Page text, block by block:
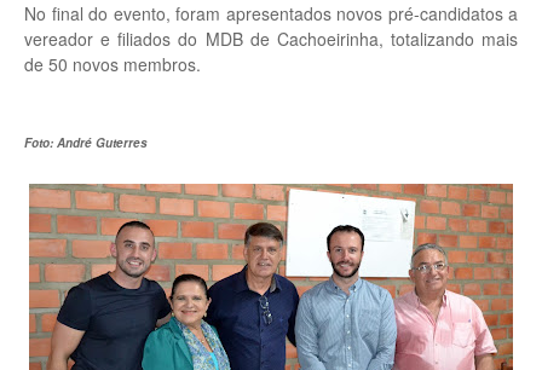
No final do evento, foram apresentados novos pré-candidatos a
vereador e filiados do MDB de Cachoeirinha, totalizando mais
de 50 novos membros.
Foto: André Guterres